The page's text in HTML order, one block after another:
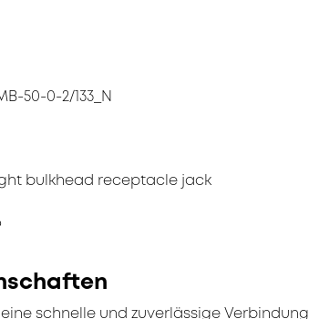
50-0-2/133_N
bulkhead receptacle jack
schnelle und zuverlässige Verbindung